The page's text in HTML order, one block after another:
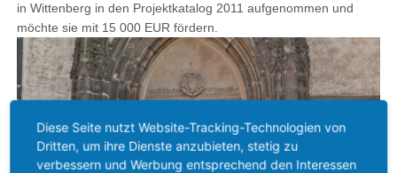
in Wittenberg in den Projektkatalog 2011 aufgenommen und
möchte sie mit 15 000 EUR fördern.
Diese Seite nutzt Website-Tracking-Technologien von
Dritten, um ihre Dienste anzubieten, stetig zu
verbessern und Werbung entsprechend den Interessen